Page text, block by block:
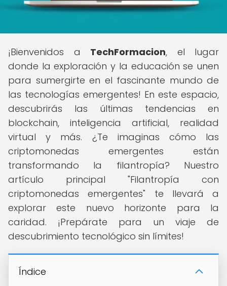
¡Bienvenidos a TechFormacion, el lugar
donde la exploración y la educación se unen
para sumergirte en el fascinante mundo de
las tecnologías emergentes! En este espacio,
descubrirás las últimas tendencias en
blockchain, inteligencia artificial, realidad
virtual y más. ¿Te imaginas cómo las
criptomonedas emergentes están
transformando la filantropía? Nuestro
artículo principal "Filantropía con
criptomonedas emergentes" te llevará a
explorar este nuevo horizonte para la
caridad. ¡Prepárate para un viaje de
descubrimiento tecnológico sin límites!
Índice